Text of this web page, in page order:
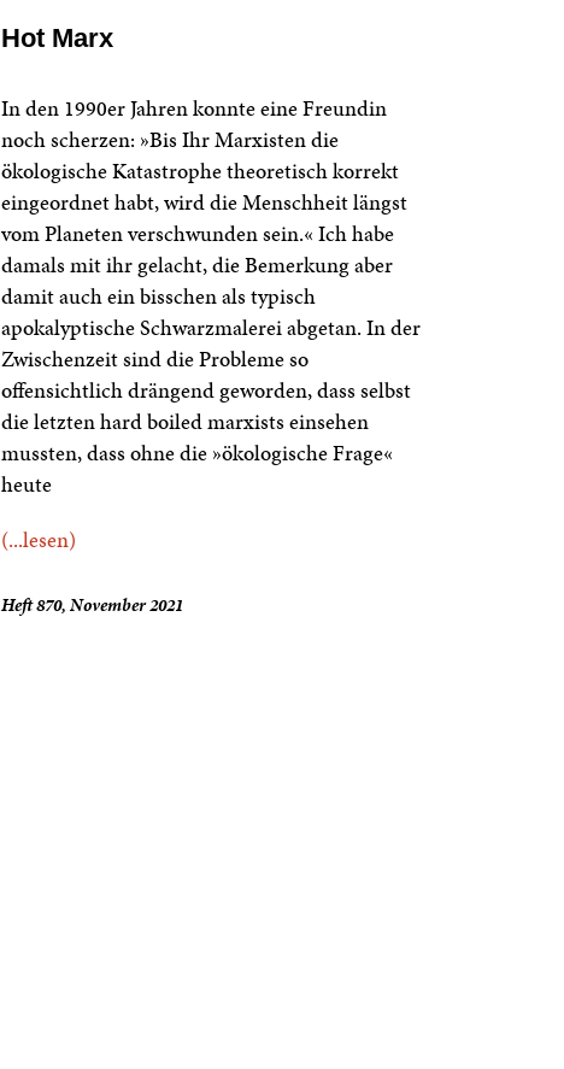
Hot Marx
In den 1990er Jahren konnte eine Freundin
noch scherzen: »Bis Ihr Marxisten die
ökologische Katastrophe theoretisch korrekt
eingeordnet habt, wird die Menschheit längst
vom Planeten verschwunden sein.« Ich habe
damals mit ihr gelacht, die Bemerkung aber
damit auch ein bisschen als typisch
apokalyptische Schwarzmalerei abgetan. In der
Zwischenzeit sind die Probleme so
offensichtlich drängend geworden, dass selbst
die letzten hard boiled marxists einsehen
mussten, dass ohne die »ökologische Frage«
heute
(...lesen)
Heft 870, November 2021